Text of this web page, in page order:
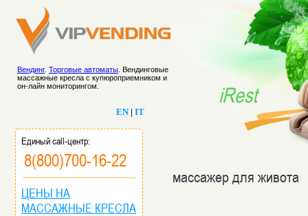
EN| IT
Вендинг. Торговые автоматы . Вендинговые
массажные кресла с купюроприемником и
он-лайн мониторингом.
iRest
Единый call-центр:
8(800)700-16-22
ЦЕНЫ НА
МАССАЖНЫЕ КРЕСЛА
массажер для живота